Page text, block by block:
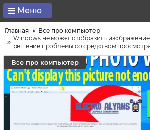
Меню
Главная
Все про компьютер
Windows не может отобразить
решение проблемы со средством
Все про компьютер